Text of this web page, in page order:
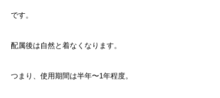
です。
配属後は自然と着なくなります。
つまり、使用期間は半年〜1年程度。